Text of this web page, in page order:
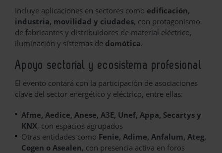
Incluye aplicaciones en sectores como edificación,
industria, movilidad y ciudades, con protagonismo
de fabricantes y distribuidores de material eléctrico,
iluminación y sistemas de domótica.
Apoyo sectorial y ecosistema profesional
El evento contará con la participación de asociaciones
clave del sector energético y eléctrico, entre ellas:
Afme, Aedice, Anese, A3E, Unef, Appa, Secartys y
KNX, con espacios agrupados
Otras entidades como Fenie, Adime, Anfalum, Ateg,
Cogen o Asealen, con presencia activa en foros